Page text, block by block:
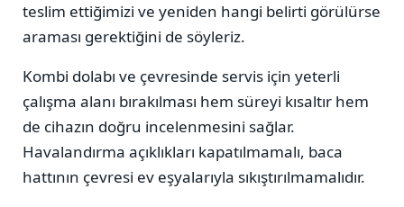
teslim ettiğimizi ve yeniden hangi belirti görülürse
araması gerektiğini de söyleriz.
Kombi dolabı ve çevresinde servis için yeterli
çalışma alanı bırakılması hem süreyi kısaltır hem
de cihazın doğru incelenmesini sağlar.
Havalandırma açıklıkları kapatılmamalı, baca
hattının çevresi ev eşyalarıyla sıkıştırılmamalıdır.